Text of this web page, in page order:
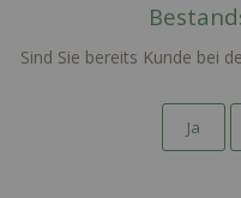
Sind Sie bereits Kunde bei
Ja